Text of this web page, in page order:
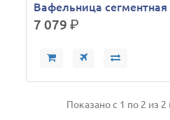
Вафельница сегментная
7 079р.
Показано с 1 по 2 из 2